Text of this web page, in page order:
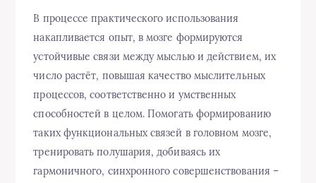
В процессе практического использования
накапливается опыт, в мозге формируются
устойчивые связи между мыслью и действием, их
число растёт, повышая качество мыслительных
процессов, соответственно и умственных
способностей в целом. Помогать формированию
таких функциональных связей в головном мозге,
тренировать полушария, добиваясь их
гармоничного, синхронного совершенствования –